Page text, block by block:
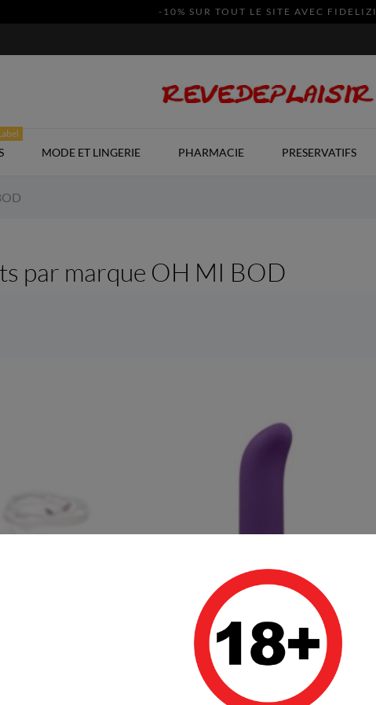
-10% SUR TOUT LE SITE AVEC FIDELIZI
MODE ET LINGERIE PHARMACIE PRESERVATIFS
par marque OH MI BOD